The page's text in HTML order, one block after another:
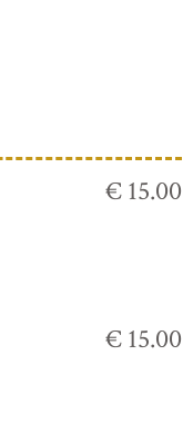
€ 15.00
€ 15.00